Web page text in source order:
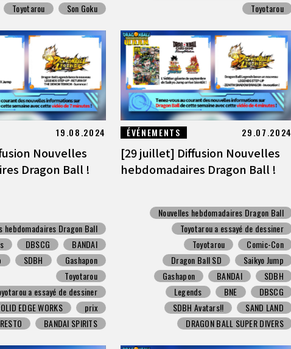
Toyotarou Son Goku
Toyotarou
19.08.2024
Nouvelles
Dragon Ball !
hebdomadaires Dragon Ball
DBSCG
BANDAI
SDBH
Gashapon
Toyotarou
a essayé de dessiner
EDGE WORKS
prix
BANDAI SPIRITS
ÉVÉNEMENTS 29.07.2024
[29 juillet] Diffusion Nouvelles
hebdomadaires Dragon Ball !
Nouvelles hebdomadaires Dragon Ball
Toyotarou a essayé de dessiner
Toyotarou
Comic-Con
Dragon Ball SD
Saikyo Jump
Gashapon
BANDAI
SDBH
Legends
BNE
DBSCG
SDBH Avatars!!
SAND LAND
DRAGON BALL SUPER DIVERS